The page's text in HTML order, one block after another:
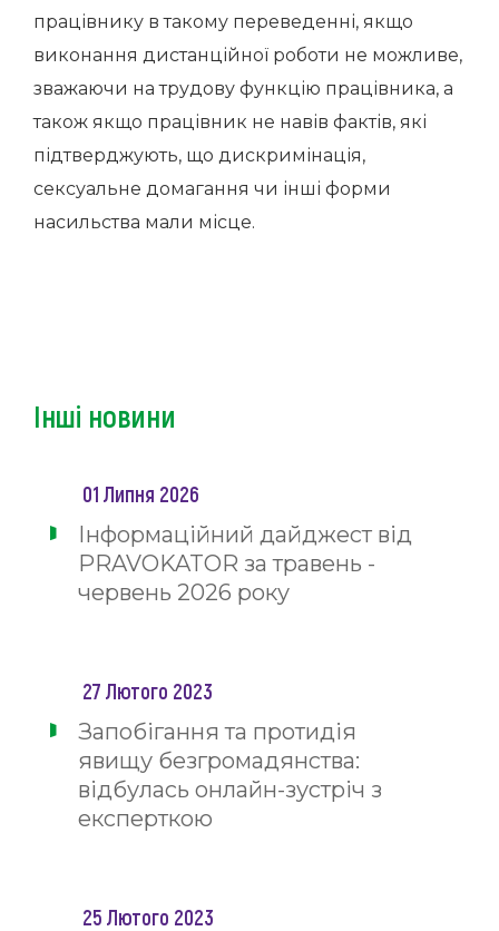
працівнику в такому переведенні, якщо
виконання дистанційної роботи не можливе,
зважаючи на трудову функцію працівника, а
також якщо працівник не навів фактів, які
підтверджують, що дискримінація,
сексуальне домагання чи інші форми
насильства мали місце.
Інші новини
01 Липня 2026
Інформаційний дайджест від
PRAVOKATOR за травень -
червень 2026 року
27 Лютого 2023
Запобігання та протидія
явищу безгромадянства:
відбулась онлайн-зустріч з
експерткою
25 Лютого 2023